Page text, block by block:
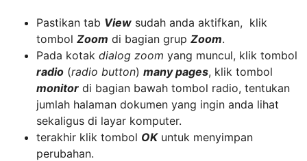
Pastikan tab View sudah anda aktifkan, klik
tombol Zoom di bagian grup Zoom.
Pada kotak dialog zoom yang muncul, klik tombol
radio (radio button) many pages, klik tombol
monitor di bagian bawah tombol radio, tentukan
jumlah halaman dokumen yang ingin anda lihat
sekaligus di layar komputer.
terakhir klik tombol OKuntuk menyimpan
perubahan.